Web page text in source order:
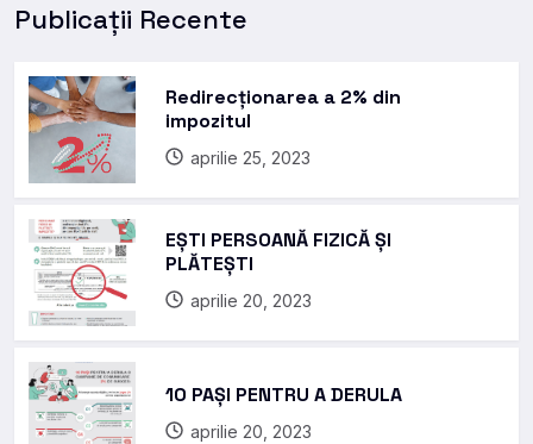
Publicații Recente
Redirecționarea a 2% din
impozitul
aprilie 25, 2023
EȘTI PERSOANĂ FIZICĂ ȘI
PLĂTEȘTI
aprilie 20, 2023
10 PAȘI PENTRU A DERULA
aprilie 20, 2023